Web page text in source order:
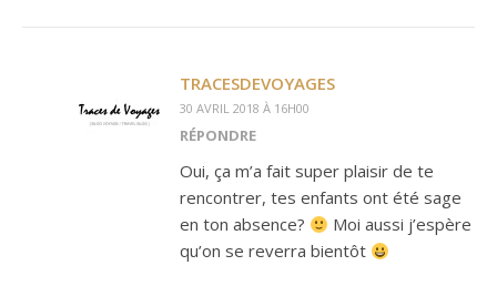
TRACESDEVOYAGES
30 AVRIL 2018 À 16H00
RÉPONDRE
Oui, ça m’a fait super plaisir de te
rencontrer, tes enfants ont été sage
en ton absence?
Moi aussi j’espère
qu’on se reverra bientôt